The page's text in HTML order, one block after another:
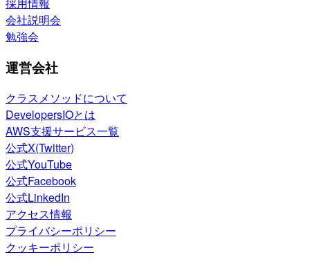
会社説明会
勉強会
運営会社
クラスメソッドについて
DevelopersIOとは
AWS支援サービス一覧
公式X(Twitter)
公式YouTube
公式Facebook
公式LinkedIn
アクセス情報
プライバシーポリシー
クッキーポリシー